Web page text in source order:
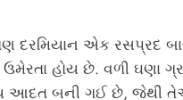
દરમિયાન એક રસપ્રદ
ઉમેરતા હોય છે. વળી ઘણા
આદત બની ગઈ છે, જેથી